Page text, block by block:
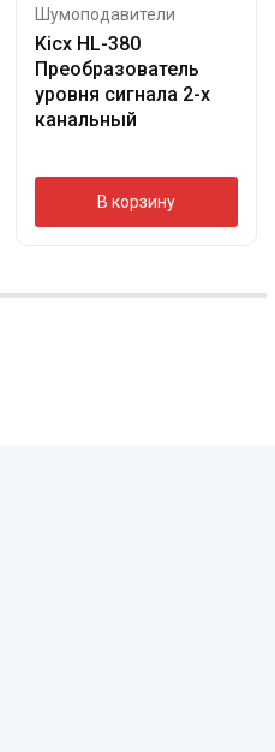
Шумоподавители
Kicx HL-380
Преобразователь
уровня сигнала 2-х
канальный
В корзину